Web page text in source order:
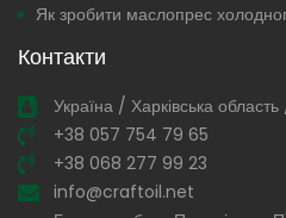
Як зробити маслопрес
Контакти
Україна / Харківська
+38 057 754 79 65
+38 068 277 99 23
info@craftoil.net